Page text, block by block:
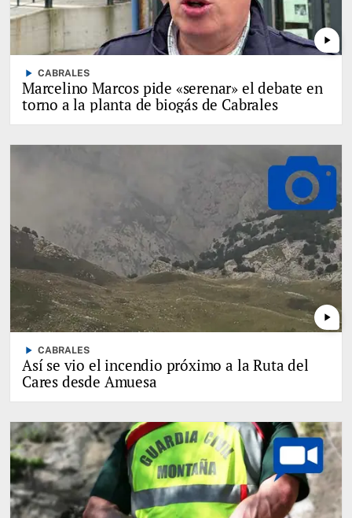
play_arrow
play_arrow CABRALES
Marcelino Marcos pide «serenar» el debate en
torno a la planta de biogás de Cabrales
play_arrow
play_arrow CABRALES
Así se vio el incendio próximo a la Ruta del
Cares desde Amuesa